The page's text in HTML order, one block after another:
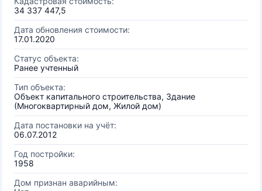
34 337 447,5
Дата обновления стоимости:
17.01.2020
Статус объекта:
Ранее учтенный
Тип объекта:
Объект капитального строительства, Здание
(Многоквартирный дом, Жилой дом)
Дата постановки на учёт:
06.07.2012
Год постройки:
1958
Дом признан аварийным: